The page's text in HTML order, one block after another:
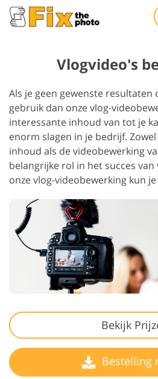
Vlogvideo's
Als je geen gewenste resultaten
gebruik dan onze vlog-
interessante inhoud van tot je
enorm slagen in je bedrijf.
inhoud als de videobewerking
belangrijke rol in het succes van
onze vlog-videobewerking kun
Bekijk
Bestelling